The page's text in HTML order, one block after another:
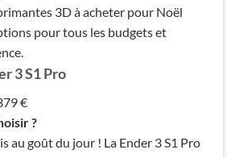
3D à acheter pour Noël
pour tous les budgets et
3 S1 Pro
€
?
au goût du jour ! La Ender 3 S1 Pro